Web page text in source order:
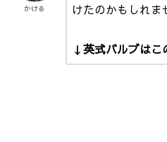
かける
けたのかもしれま
↓英式バルブはこ